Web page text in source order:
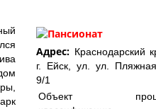
Адрес: Краснодарский
г. Ейск, ул. ул.
9/1
Объект